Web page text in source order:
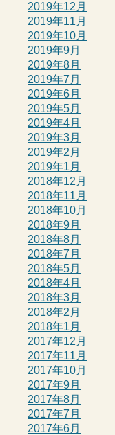
2019年12月
2019年11月
2019年10月
2019年9月
2019年8月
2019年7月
2019年6月
2019年5月
2019年4月
2019年3月
2019年2月
2019年1月
2018年12月
2018年11月
2018年10月
2018年9月
2018年8月
2018年7月
2018年5月
2018年4月
2018年3月
2018年2月
2018年1月
2017年12月
2017年11月
2017年10月
2017年9月
2017年8月
2017年7月
2017年6月